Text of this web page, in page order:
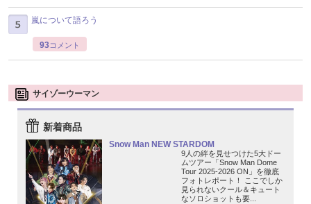
嵐について語ろう
93コメント
サイゾーウーマン
新着商品
Snow Man NEW STARDOM
9人の絆を見せつけた5大ドー
ムツアー「Snow Man Dome
Tour 2025-2026 ON」を徹底
フォトレポート！ ここでしか
見られないクール＆キュート
なソロショットも要...